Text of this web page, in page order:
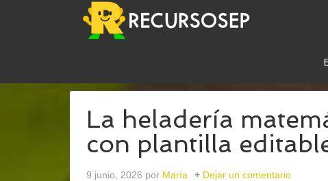
La heladería
con plantilla
9 junio, 2026 por María Dejar un comentario